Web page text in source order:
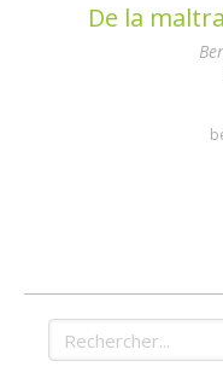
De la
Rechercher